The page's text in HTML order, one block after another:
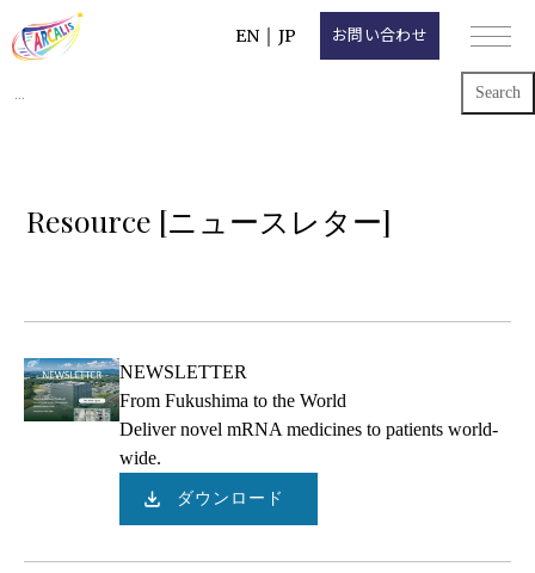
EN JP お問い合わせ
for:
Resource [ニュースレター]
NEWSLETTER
From Fukushima to the World
Deliver novel mRNA medicines to patients world-
wide.
ダウンロード